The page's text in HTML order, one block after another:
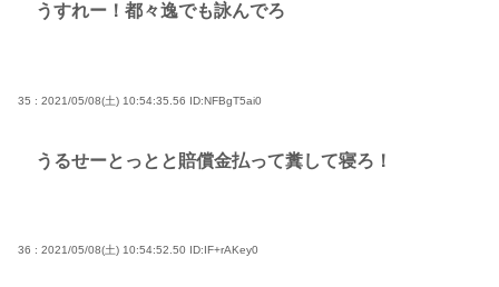
うすれー！都々逸でも詠んでろ
35 : 2021/05/08(土) 10:54:35.56 ID:NFBgT5ai0
うるせーとっとと賠償金払って糞して寝ろ！
36 : 2021/05/08(土) 10:54:52.50 ID:IF+rAKey0